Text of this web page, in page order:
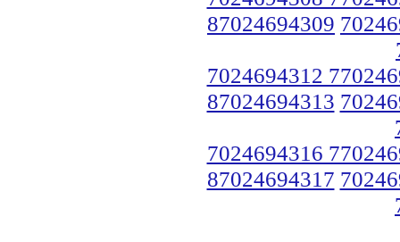
87024694309
7024694312
87024694313
7024694316
87024694317